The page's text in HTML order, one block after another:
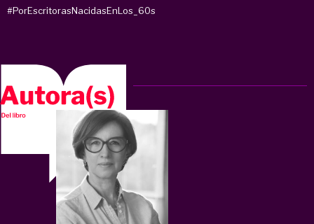
#PorEscritorasNacidasEnLos_60s